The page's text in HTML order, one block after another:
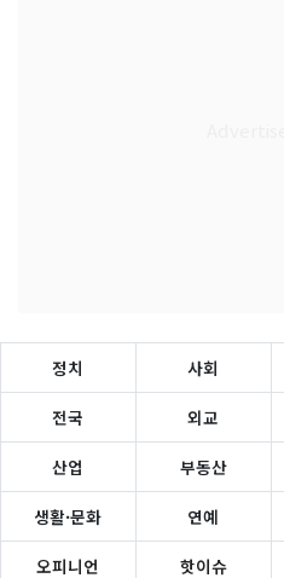
정치 사회
전국 외교
산업 부동산
생활·문화 연예
오피니언 핫이슈